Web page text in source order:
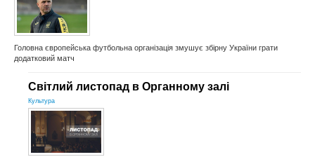
Головна європейська футбольна організація змушує збірну України грати
додатковий матч
Світлий листопад в Органному залі
Культура